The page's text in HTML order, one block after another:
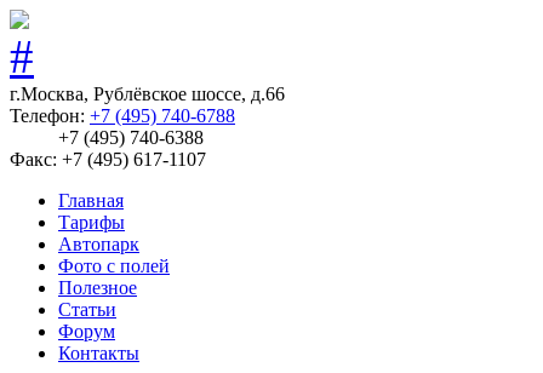
г.Москва, Рублёвское шоссе, д.66
Телефон: +7 (495) 740-6788
+7 (495) 740-6388
Факс: +7 (495) 617-1107
Главная
Тарифы
Автопарк
Фото с полей
Полезное
Статьи
Форум
Контакты